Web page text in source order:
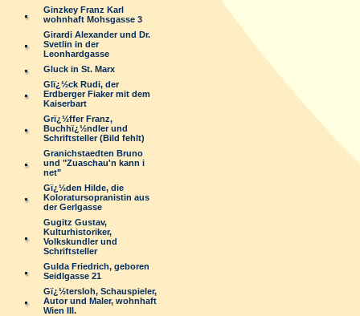
Ginzkey Franz Karl
wohnhaft Mohsgasse 3
Girardi Alexander und Dr.
Svetlin in der
Leonhardgasse
Gluck in St. Marx
Glï¿½ck Rudi, der
Erdberger Fiaker mit dem
Kaiserbart
Grï¿½ffer Franz,
Buchhï¿½ndler und
Schriftsteller (Bild fehlt)
Granichstaedten Bruno
und "Zuaschau'n kann i
net"
Gï¿½den Hilde, die
Koloratursopranistin aus
der Gerlgasse
Gugitz Gustav,
Kulturhistoriker,
Volkskundler und
Schriftsteller
Gulda Friedrich, geboren
Seidlgasse 21
Gï¿½tersloh, Schauspieler,
Autor und Maler, wohnhaft
Wien III.